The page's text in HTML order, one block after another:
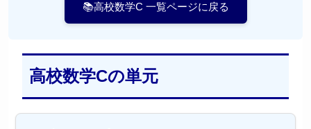
📚高校数学C 一覧ページに戻る
高校数学Cの単元